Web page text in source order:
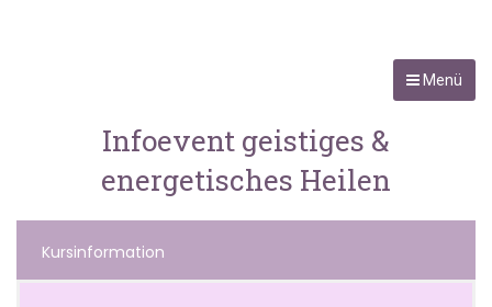
Menü
Infoevent geistiges &
energetisches Heilen
Kursinformation